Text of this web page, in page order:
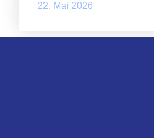
22. Mai 2026